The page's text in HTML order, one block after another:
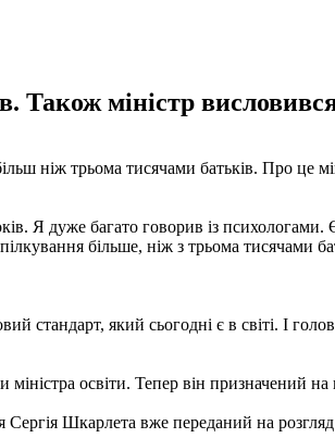
міністр
ніж трьома тисячами батьків. Про це
Я дуже багато говорив із
більше, ніж з трьома тисячами
стандарт, який сьогодні є в світі. І
освіти. Тепер він призначений на
Сергія Шкарлета вже переданий на